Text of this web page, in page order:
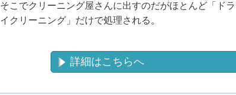
そこでクリーニング屋さんに出すのだがほとんど「ドラ
イクリーニング」だけで処理される。
詳細はこちらへ